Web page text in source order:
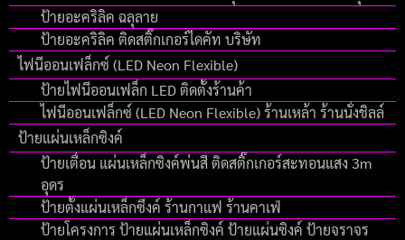
ป้ายอะคริลิค ฉลุลาย
ป้ายอะคริลิค ติดสติ๊กเกอร์ไดคัท บริษัท
ไฟนีออนเฟล็กซ์ (LED Neon Flexible)
ป้ายไฟนีออนเฟล็ก LED ติดตั้งร้านค้า
ไฟนีออนเฟล็กซ์ (LED Neon Flexible) ร้านเหล้า ร้านนั่งชิลล์
ป้ายแผ่นเหล็กซิงค์
ป้ายเตื่อน แผ่นเหล็กซิงค์พ่นสี ติดสติ๊กเกอร์สะทอนแสง 3m
อุดร
ป้ายตั้งแผ่นเหล็กซึงค์ ร้านกาแฟ ร้านคาเฟ่
ป้ายโครงการ ป้ายแผ่นเหล็กซิงค์ ป้ายแผ่นซิงค์ ป้ายจราจร